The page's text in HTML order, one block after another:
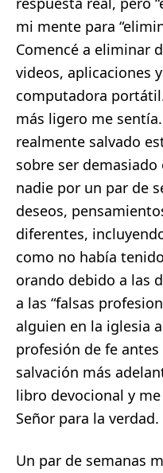
mi mente para
Comencé a eliminar
videos, aplicaciones
computadora
más ligero me
realmente salvado
sobre ser
nadie por un par de
deseos,
diferentes,
como no había
orando debido a las
a las “falsas
alguien en la iglesia
profesión de fe
salvación más
libro devocional y
Señor para la verdad.
Un par de semanas